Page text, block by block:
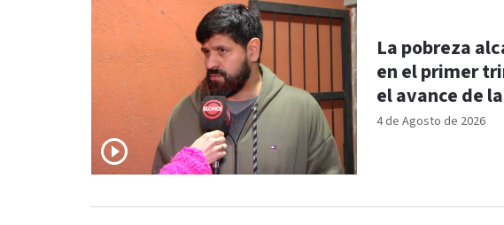
4 de Agosto de 2026
La pobreza
en el primer
el avance de